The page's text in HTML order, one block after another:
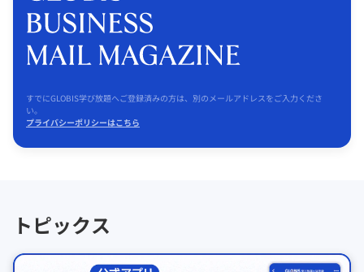
すでにGLOBIS学び放題へご登録済みの方は、別のメールアドレスをご入力くださ
い。
プライバシーポリシーはこちら
トピックス